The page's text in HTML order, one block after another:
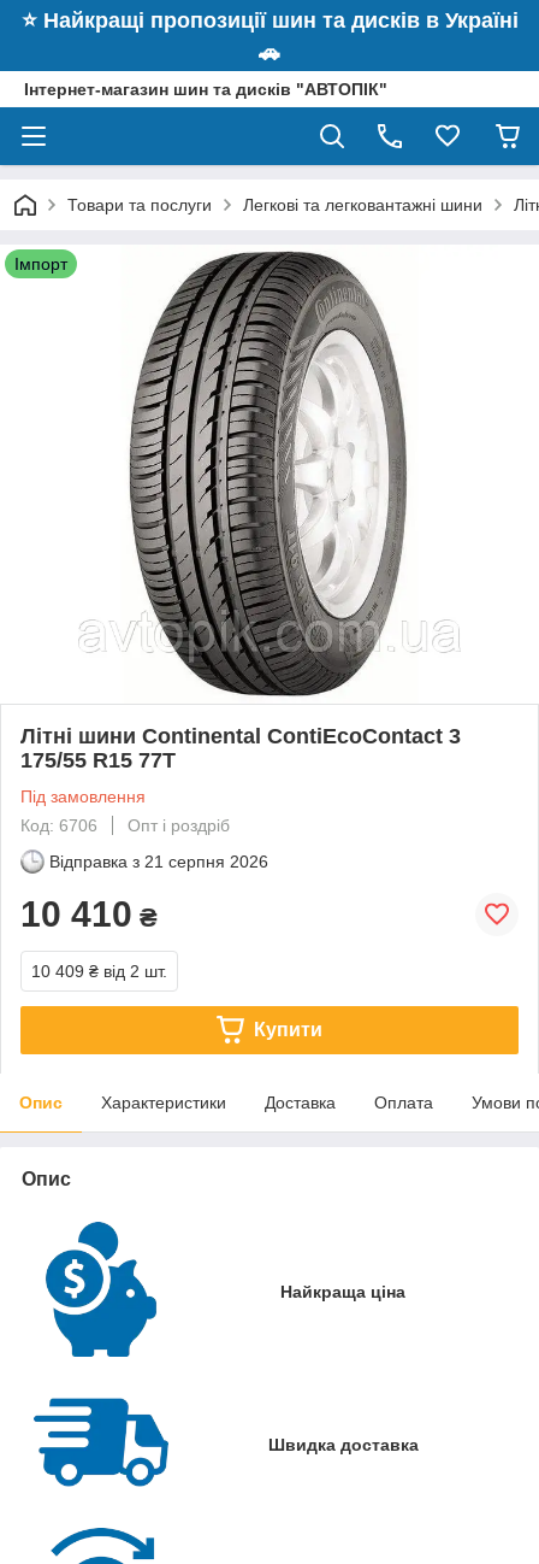
⭐️ Найкращі пропозиції шин та дисків в Україні
🚗
Інтернет-магазин шин та дисків "АВТОПІК"
Товари та послуги Легкові та легковантажні шини
Імпорт
Літні шини Continental ContiEcoContact 3
175/55 R15 77T
Під замовлення
Код: 6706
Опт і роздріб
Відправка з 21 серпня 2026
10 410 ₴
10 409 ₴ від 2 шт.
Купити
Опис Характеристики Доставка Оплата Умови
Опис
Найкраща ціна
Швидка доставка